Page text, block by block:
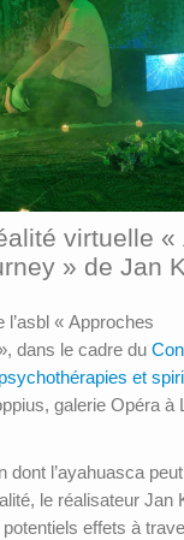
MUSÉES
COLLECTIONS
virtuelle «
» de Jan
l’asbl « Approches
dans le cadre du
et
galerie Opéra à
dont l’ayahuasca
le réalisateur Jan
effets à